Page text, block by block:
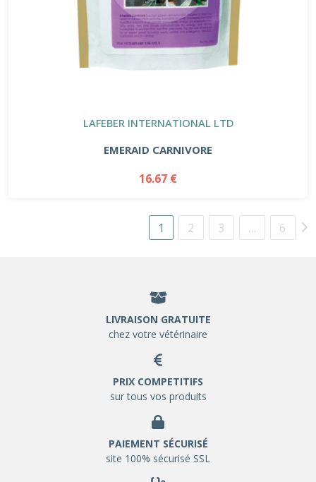
LAFEBER INTERNATIONAL LTD
EMERAID CARNIVORE
16.67 €
1 2 3 … 6
LIVRAISON GRATUITE
chez votre vétérinaire
PRIX COMPETITIFS
sur tous vos produits
PAIEMENT SÉCURISÉ
site 100% sécurisé SSL